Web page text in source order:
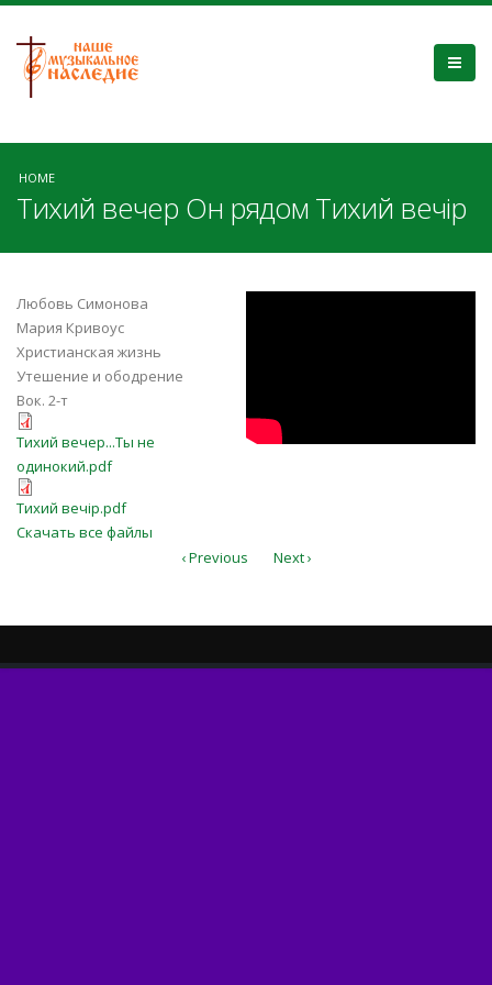
HOME
Тихий вечер Он рядом Тихий вечір
Любовь Симонова
Мария Кривоус
Христианская жизнь
Утешение и ободрение
Вок. 2-т
Тихий вечер...Ты не одинокий.pdf
Тихий вечер...Ты не
одинокий.pdf
Тихий вечір.pdf
Тихий вечір.pdf
Скачать все файлы
‹ Previous Next ›